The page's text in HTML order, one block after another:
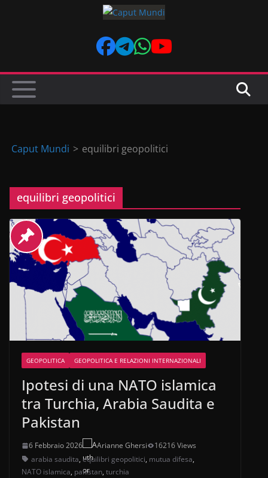
Caput Mundi > equilibri geopolitici
equilibri geopolitici
GEOPOLITICA GEOPOLITICA E RELAZIONI INTERNAZIONALI
Ipotesi di una NATO islamica
tra Turchia, Arabia Saudita e
Pakistan
6 Febbraio 2026 Arianne Ghersi
16216 Views
arabia saudita, equilibri geopolitici, mutua difesa,
NATO islamica, pakistan, turchia